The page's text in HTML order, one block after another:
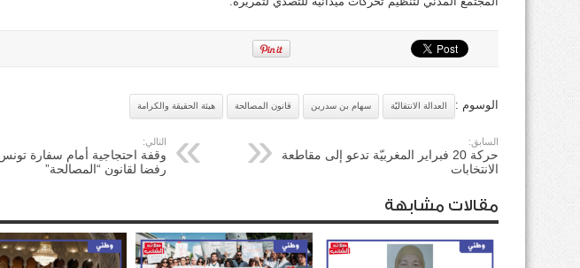
الوسوم : العدالة الانتقاليّة سهام بن سدرين قانون المصالحة هيئة الحقيقة والكرامة
السابق:
حركة 20 فبراير المغربيّة تدعو إلى مقاطعة
الانتخابات
التالي:
وقفة احتجاجية أمام سفارة
رفضا لقانون “المصالحة”
مقالات مشابهة